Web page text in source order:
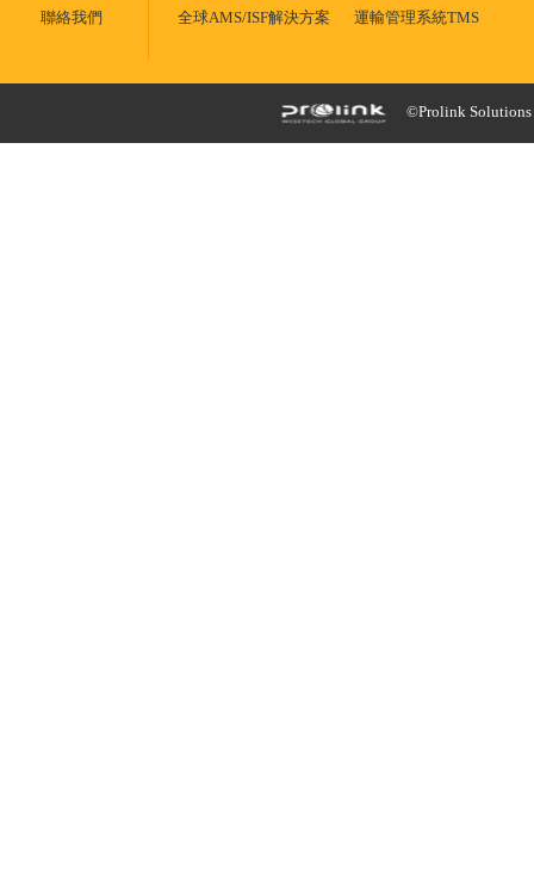
聯絡我們
全球AMS/ISF解決方案
運輸管理系統TMS
©Prolink Solutions